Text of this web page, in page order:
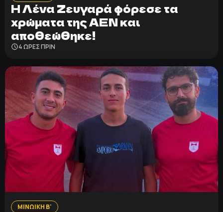
Η Λένα Ζευγαρά φόρεσε τα
χρώματα της ΑΕΝ και
αποθεώθηκε!
4 ΩΡΕΣ ΠΡΙΝ
ΜΙΝΩΙΚΗ Β'